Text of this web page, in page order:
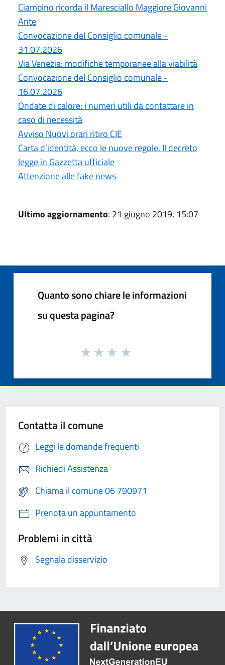
Ciampino ricorda il Maresciallo Maggiore Giovanni
Ante
Convocazione del Consiglio comunale -
31.07.2026
Via Venezia: modifiche temporanee alla viabilità
Convocazione del Consiglio comunale -
16.07.2026
Ondate di calore: i numeri utili da contattare in
caso di necessità
Avviso Nuovi orari ritiro CIE
Carta d’identità, ecco le nuove regole. Il decreto
legge in Gazzetta ufficiale
Attenzione alle fake news
Ultimo aggiornamento: 21 giugno 2019, 15:07
Quanto sono chiare le informazioni
su questa pagina?
Contatta il comune
Leggi le domande frequenti
Richiedi Assistenza
Chiama il comune 06 790971
Prenota un appuntamento
Problemi in città
Segnala disservizio